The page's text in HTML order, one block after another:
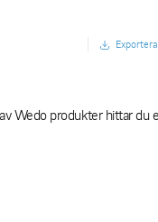
Wedo produkter hittar du